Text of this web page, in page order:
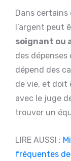
Dans
l’argent peut
soignant ou
des
dépend des
de vie, et doit
avec le juge
trouver un
LIRE AUSSI :
fréquentes